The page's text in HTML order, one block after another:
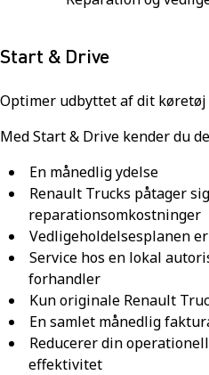
Start & Drive
Optimer udbyttet af dit køretøj
Med Start & Drive kender du
En månedlig ydelse
Renault Trucks påtager
reparationsomkostninger
Vedligeholdelsesplanen
Service hos en lokal
forhandler
Kun originale Renault
En samlet månedlig
Reducerer din
effektivitet